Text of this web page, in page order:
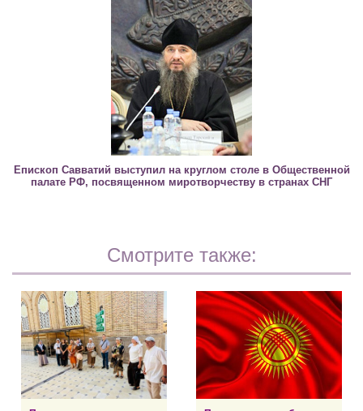
Епископ Савватий выступил на круглом столе в Общественной
палате РФ, посвященном миротворчеству в странах СНГ
Смотрите также: